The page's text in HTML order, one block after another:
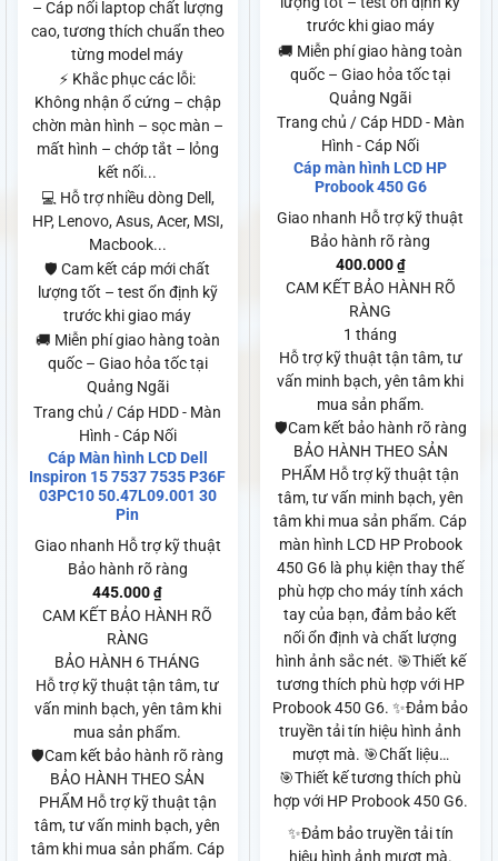
– Cáp nối laptop chất lượng
cao, tương thích chuẩn theo
từng model máy
⚡ Khắc phục các lỗi:
Không nhận ổ cứng – chập
chờn màn hình – sọc màn –
mất hình – chớp tắt – lỏng
kết nối...
💻 Hỗ trợ nhiều dòng Dell,
HP, Lenovo, Asus, Acer, MSI,
Macbook...
🛡️ Cam kết cáp mới chất
lượng tốt – test ổn định kỹ
trước khi giao máy
🚚 Miễn phí giao hàng toàn
quốc – Giao hỏa tốc tại
Quảng Ngãi
Trang chủ / Cáp HDD - Màn
Hình - Cáp Nối
Cáp Màn hình LCD Dell
Inspiron 15 7537 7535 P36F
03PC10 50.47L09.001 30
Pin
Giao nhanh Hỗ trợ kỹ thuật
Bảo hành rõ ràng
445.000 ₫
CAM KẾT BẢO HÀNH RÕ
RÀNG
BẢO HÀNH 6 THÁNG
Hỗ trợ kỹ thuật tận tâm, tư
vấn minh bạch, yên tâm khi
mua sản phẩm.
🛡️Cam kết bảo hành rõ ràng
BẢO HÀNH THEO SẢN
PHẨM Hỗ trợ kỹ thuật tận
tâm, tư vấn minh bạch, yên
tâm khi mua sản phẩm. Cáp
trước khi giao máy
🚚 Miễn phí giao hàng toàn
quốc – Giao hỏa tốc tại
Quảng Ngãi
Trang chủ / Cáp HDD - Màn
Hình - Cáp Nối
Cáp màn hình LCD HP
Probook 450 G6
Giao nhanh Hỗ trợ kỹ thuật
Bảo hành rõ ràng
400.000 ₫
CAM KẾT BẢO HÀNH RÕ
RÀNG
1 tháng
Hỗ trợ kỹ thuật tận tâm, tư
vấn minh bạch, yên tâm khi
mua sản phẩm.
🛡️Cam kết bảo hành rõ ràng
BẢO HÀNH THEO SẢN
PHẨM Hỗ trợ kỹ thuật tận
tâm, tư vấn minh bạch, yên
tâm khi mua sản phẩm. Cáp
màn hình LCD HP Probook
450 G6 là phụ kiện thay thế
phù hợp cho máy tính xách
tay của bạn, đảm bảo kết
nối ổn định và chất lượng
hình ảnh sắc nét. 🎯Thiết kế
tương thích phù hợp với HP
Probook 450 G6. ✨Đảm bảo
truyền tải tín hiệu hình ảnh
mượt mà. 🎯Chất liệu…
🎯Thiết kế tương thích phù
hợp với HP Probook 450 G6.
✨Đảm bảo truyền tải tín
hiệu hình ảnh mượt mà.